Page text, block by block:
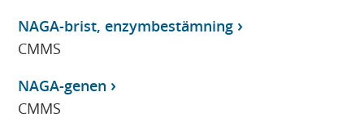
NAGA-brist, enzymbestämning
CMMS
NAGA-genen
CMMS